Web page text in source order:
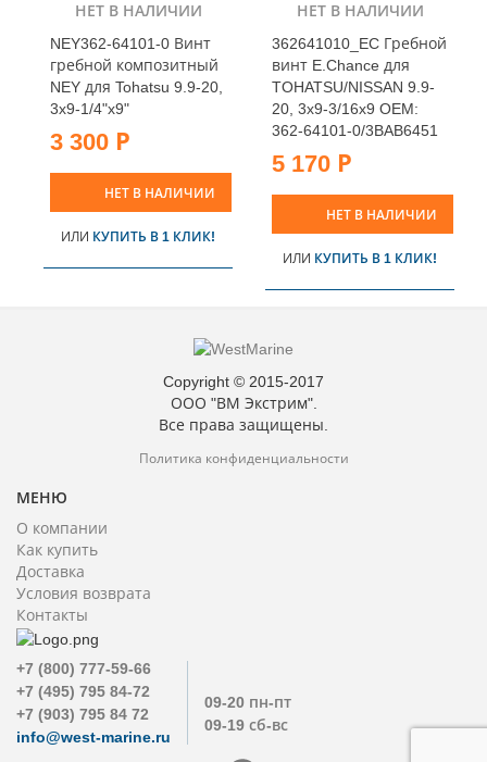
НЕТ В НАЛИЧИИ
NEY362-64101-0 Винт
гребной композитный
NEY для Tohatsu 9.9-20,
3x9-1/4"x9"
3 300 Р
НЕТ В НАЛИЧИИ
ИЛИ КУПИТЬ В 1 КЛИК!
НЕТ В НАЛИЧИИ
362641010_EC Гребной
винт E.Chance для
TOHATSU/NISSAN 9.9-
20, 3x9-3/16x9 OEM:
362-64101-0/3BAB6451
5 170 Р
НЕТ В НАЛИЧИИ
ИЛИ КУПИТЬ В 1 КЛИК!
Copyright © 2015-2017
ООО "ВМ Экстрим".
Все права защищены.
Политика конфиденциальности
МЕНЮ
О компании
Как купить
Доставка
Условия возврата
Контакты
+7 (800) 777-59-66
+7 (495) 795 84-72
+7 (903) 795 84 72
info@west-marine.ru
09-20 пн-пт
09-19 сб-вс